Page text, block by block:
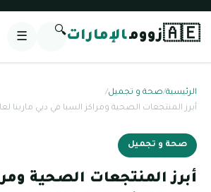
🇦🇪زوومالإمارات🔍
☰
الرئيسية/صحة و تجميل/
أبرز المنتجعات الصحية ومراكز السبا في دبي مارينا لعام
صحة و تجميل
أبرز المنتجعات الصحية